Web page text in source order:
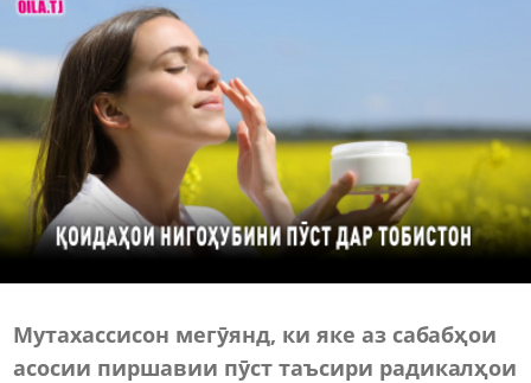
Мутахассисон мегӯянд, ки яке аз сабабҳои
асосии пиршавии пӯст таъсири радикалҳои